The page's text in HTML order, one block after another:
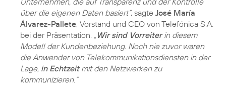
über die eigenen Daten basiert“, sagte José María
Álvarez-Pallete, Vorstand und CEO von Telefónica S.A.
bei der Präsentation.
Wir sind Vorreiterin diesem
Modell der Kundenbeziehung. Noch nie zuvor waren
die Anwender von Telekommunikationsdiensten in der
Lage, in Echtzeitmit den Netzwerken zu
kommunizieren.“